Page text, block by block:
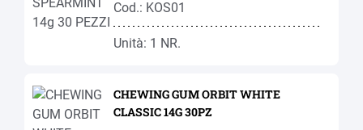
Cod.: KOS01
Unità: 1 NR.
CHEWING GUM ORBIT WHITE
CLASSIC 14G 30PZ